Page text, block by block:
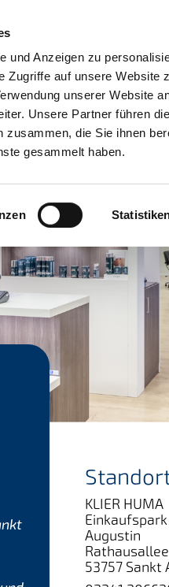
und Anzeigen zu
Zugriffe auf unsere Website
unserer Website
Unsere Partner führen
die Sie ihnen
gesammelt haben.
KLIER HUMA
Augustin
53757 Sankt